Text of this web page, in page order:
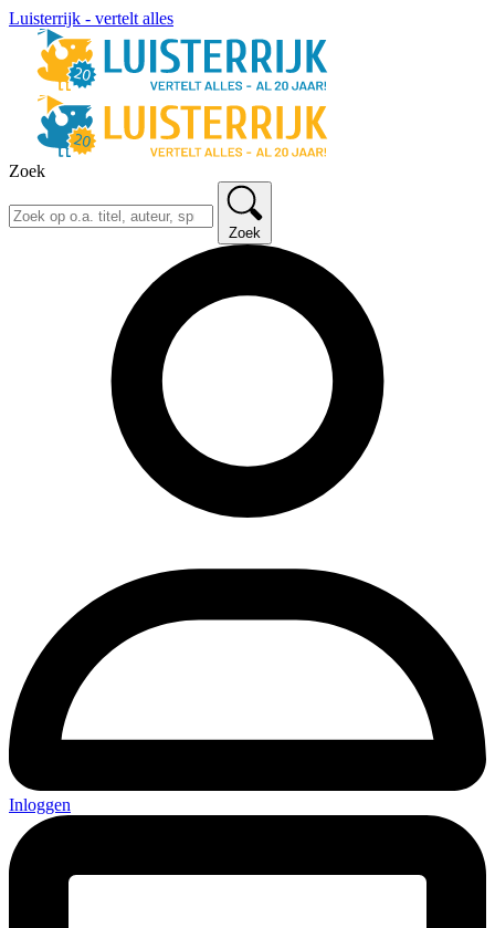
Luisterrijk - vertelt alles
Zoek
Zoek
Inloggen